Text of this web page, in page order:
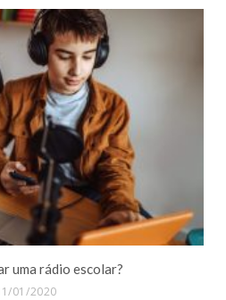
uma rádio escolar?
01/2020